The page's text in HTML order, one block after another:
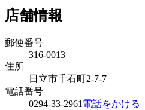
店舗情報
郵便番号
316-0013
住所
日立市千石町2-7-7
電話番号
0294-33-2961 電話をかける